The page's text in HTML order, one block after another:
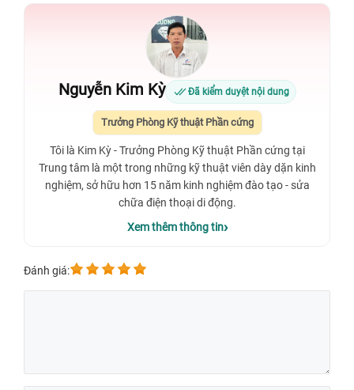
Nguyễn Kim Kỳ Đã kiểm duyệt nội dung
Trưởng Phòng Kỹ thuật Phần cứng
Tôi là Kim Kỳ - Trưởng Phòng Kỹ thuật Phần cứng tại
Trung tâm là một trong những kỹ thuật viên dày dặn kinh
nghiệm, sở hữu hơn 15 năm kinh nghiệm đào tạo - sửa
chữa điện thoại di động.
Xem thêm thông tin
Đánh giá: